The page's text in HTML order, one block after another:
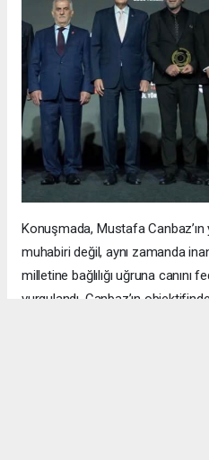
Konuşmada, Mustafa Canbaz’ın
muhabiri değil, aynı zamanda
milletine bağlılığı uğruna
vurgulandı. Canbaz’ın